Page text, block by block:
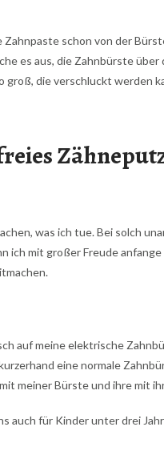
Zahnpaste schon von der
es aus, die Zahnbürste
groß, die verschluckt werden
was ich tue. Bei solch
ich mit großer Freude
auf meine elektrische
eine normale
meiner Bürste und ihre mit
auch für Kinder unter drei